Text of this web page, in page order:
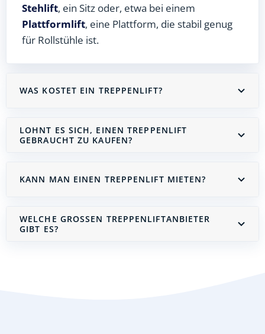
Stehlift, ein Sitz oder, etwa bei einem
Plattformlift, eine Plattform, die stabil genug
für Rollstühle ist.
WAS KOSTET EIN TREPPENLIFT?
LOHNT ES SICH, EINEN TREPPENLIFT
GEBRAUCHT ZU KAUFEN?
KANN MAN EINEN TREPPENLIFT MIETEN?
WELCHE GROSSEN TREPPENLIFTANBIETER G
IBT ES?